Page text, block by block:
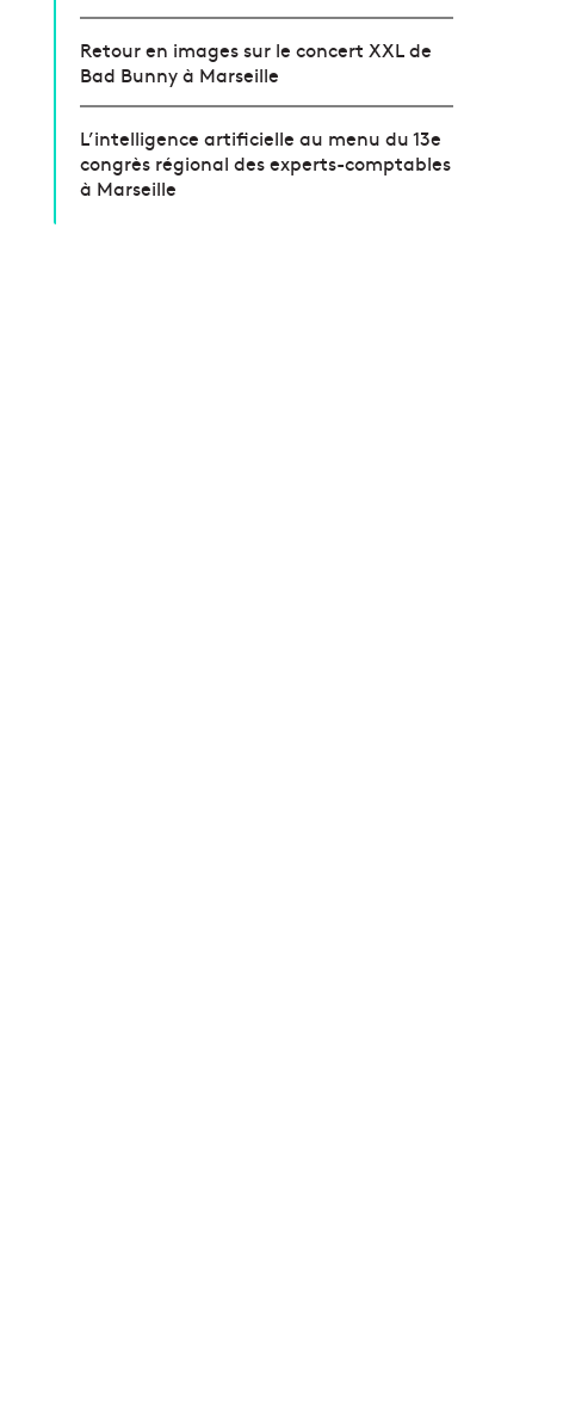
Retour en images sur le concert XXL de
Bad Bunny à Marseille
L’intelligence artificielle au menu du 13e
congrès régional des experts-comptables
à Marseille